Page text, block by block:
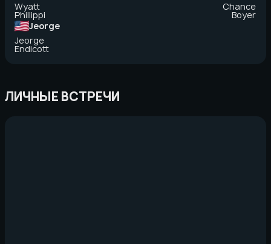
Wyatt
Phillippi
Jeorge
Jeorge
Endicott
Chance
Boyer
ЛИЧНЫЕ ВСТРЕЧИ